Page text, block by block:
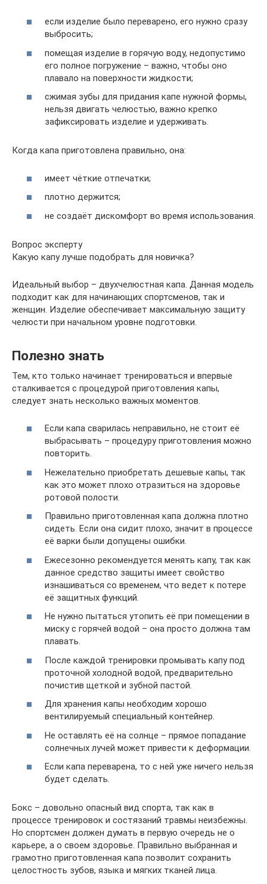
если изделие было переварено, его нужно сразу
выбросить;
помещая изделие в горячую воду, недопустимо
его полное погружение – важно, чтобы оно
плавало на поверхности жидкости;
сжимая зубы для придания капе нужной формы,
нельзя двигать челюстью, важно крепко
зафиксировать изделие и удерживать.
Когда капа приготовлена правильно, она:
имеет чёткие отпечатки;
плотно держится;
не создаёт дискомфорт во время использования.
Вопрос эксперту
Какую капу лучше подобрать для новичка?
Идеальный выбор – двухчелюстная капа. Данная модель
подходит как для начинающих спортсменов, так и
женщин. Изделие обеспечивает максимальную защиту
челюсти при начальном уровне подготовки.
Полезно знать
Тем, кто только начинает тренироваться и впервые
сталкивается с процедурой приготовления капы,
следует знать несколько важных моментов.
Если капа сварилась неправильно, не стоит её
выбрасывать – процедуру приготовления можно
повторить.
Нежелательно приобретать дешевые капы, так
как это может плохо отразиться на здоровье
ротовой полости.
Правильно приготовленная капа должна плотно
сидеть. Если она сидит плохо, значит в процессе
её варки были допущены ошибки.
Ежесезонно рекомендуется менять капу, так как
данное средство защиты имеет свойство
изнашиваться со временем, что ведет к потере
её защитных функций.
Не нужно пытаться утопить её при помещении в
миску с горячей водой – она просто должна там
плавать.
После каждой тренировки промывать капу под
проточной холодной водой, предварительно
почистив щеткой и зубной пастой.
Для хранения капы необходим хорошо
вентилируемый специальный контейнер.
Не оставлять её на солнце – прямое попадание
солнечных лучей может привести к деформации.
Если капа переварена, то с ней уже ничего нельзя
будет сделать.
Бокс – довольно опасный вид спорта, так как в
процессе тренировок и состязаний травмы неизбежны.
Но спортсмен должен думать в первую очередь не о
карьере, а о своем здоровье. Правильно выбранная и
грамотно приготовленная капа позволит сохранить
целостность зубов, языка и мягких тканей лица.